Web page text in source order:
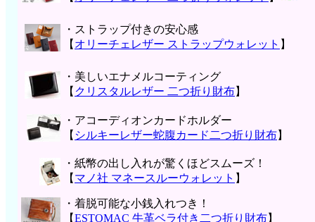
・ストラップ付きの安心感
【 オリーチェレザー ストラップウォレット 】
・美しいエナメルコーティング
【 クリスタルレザー 二つ折り財布】
・アコーディオンカードホルダー
【 シルキーレザー蛇腹カード二つ折り財布】
・紙幣の出し入れが驚くほどスムーズ！
【 マノ社 マネースルーウォレット 】
・着脱可能な小銭入れつき！
【ESTOMAC 牛革ベラ付き二つ折り財布】